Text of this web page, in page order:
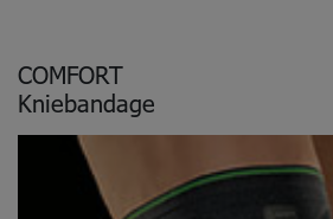
COMFORT
Kniebandage